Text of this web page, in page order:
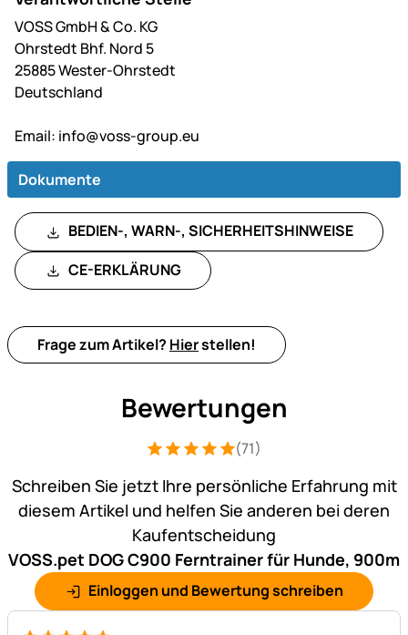
VOSS GmbH & Co. KG
Ohrstedt Bhf. Nord 5
25885 Wester-Ohrstedt
Deutschland
Email: info@voss-group.eu
Dokumente
BEDIEN-, WARN-, SICHERHEITSHINWEISE
CE-ERKLÄRUNG
Frage zum Artikel? Hierstellen!
Bewertungen
Bewertung: 5 von 5 (71 Bewertungen)
71 Bewertungen
(71)
Schreiben Sie jetzt Ihre persönliche Erfahrung mit
diesem Artikel und helfen Sie anderen bei deren
Kaufentscheidung
VOSS.pet DOG C900 Ferntrainer für Hunde, 900m
Einloggen und Bewertung schreiben